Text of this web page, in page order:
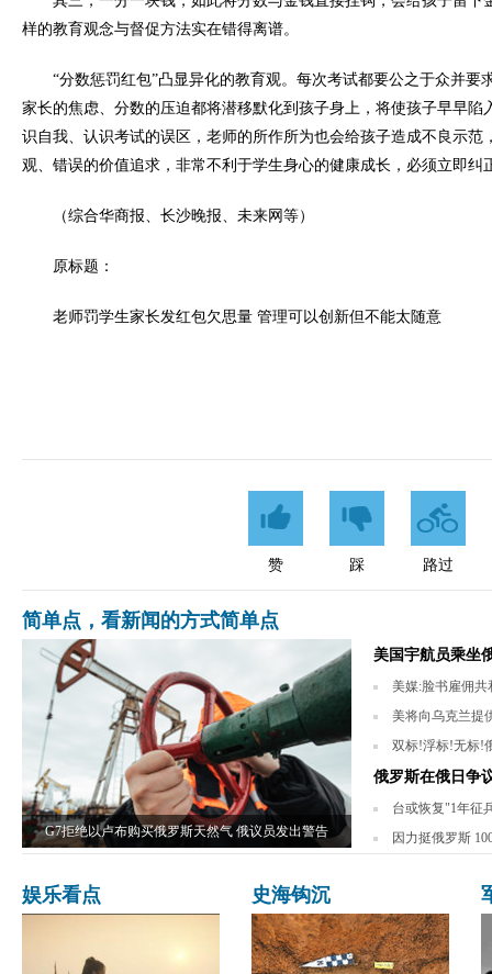
样的教育观念与督促方法实在错得离谱。
“分数惩罚红包”凸显异化的教育观。每次考试都要公之于众并要
家长的焦虑、分数的压迫都将潜移默化到孩子身上，将使孩子早早陷
识自我、认识考试的误区，老师的所作所为也会给孩子造成不良示范
观、错误的价值追求，非常不利于学生身心的健康成长，必须立即纠
（综合华商报、长沙晚报、未来网等）
原标题：
老师罚学生家长发红包欠思量 管理可以创新但不能太随意
赞 踩 路过
简单点，看新闻的方式简单点
G7拒绝以卢布购买俄罗斯天然气 俄议员发出警告
美国宇航员乘坐
美媒:脸书雇佣共
美将向乌克兰提
双标!浮标!无标!
俄罗斯在俄日争
台或恢复"1年征
因力挺俄罗斯
娱乐看点 史海钩沉